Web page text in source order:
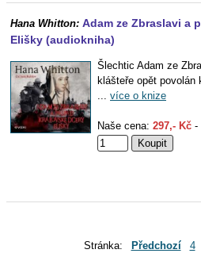
Hana Whitton: Adam ze Zbraslavi a
Elišky (audiokniha)
Šlechtic Adam ze
klášteře opět
... více o knize
Naše cena: 297,- Kč -
Stránka: Předchozí 4